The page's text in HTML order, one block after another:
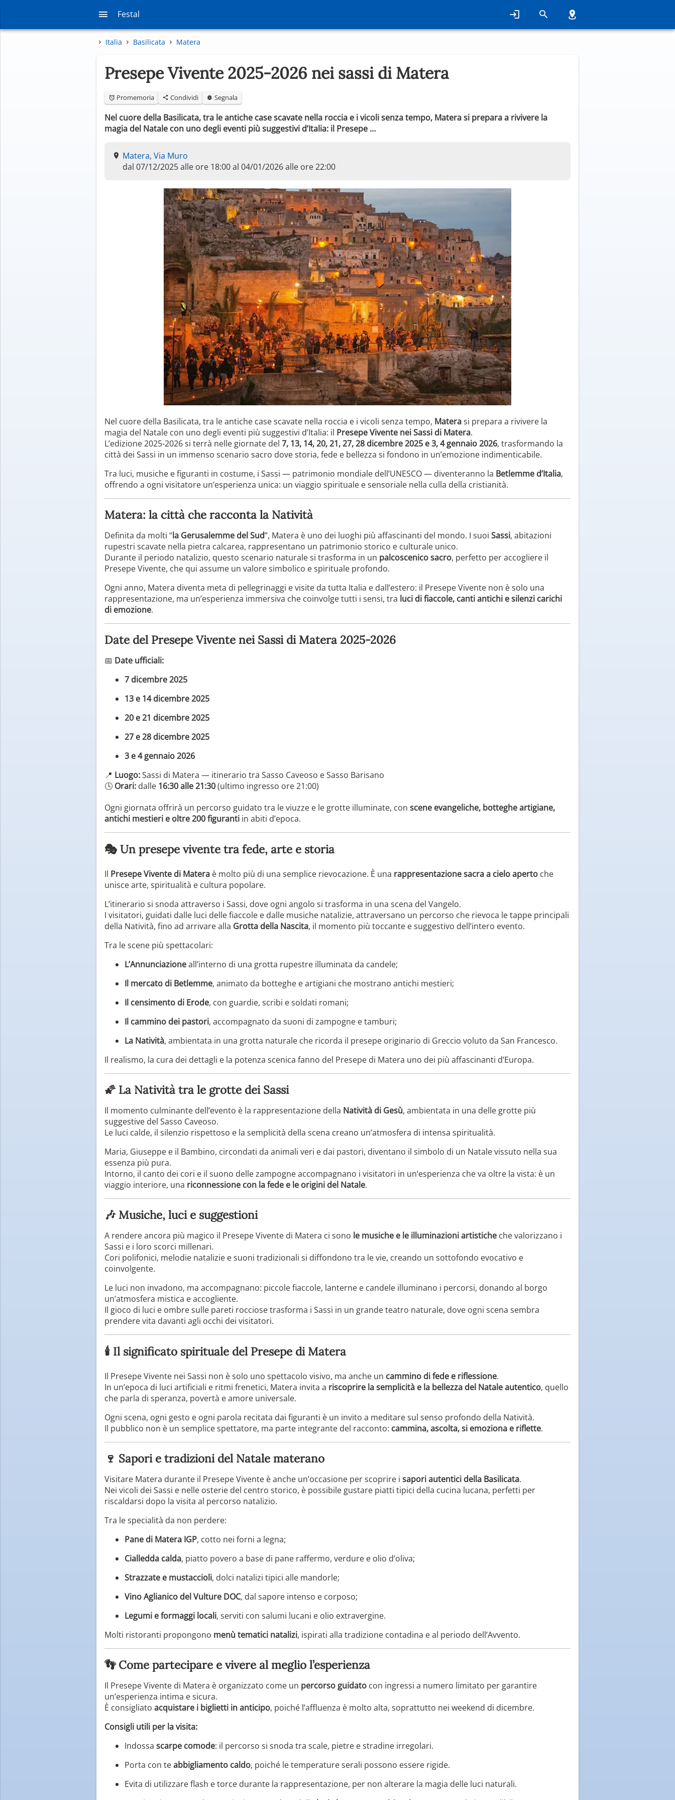
Festal
Italia Basilicata Matera
Presepe Vivente 2025-2026 nei sassi di Matera
Promemoria Condividi Segnala
Nel cuore della Basilicata, tra le antiche case scavate nella roccia e i vicoli senza tempo, Matera si prepara a rivivere la
magia del Natale con uno degli eventi più suggestivi d’Italia: il Presepe …
Matera, Via Muro
dal 07/12/2025 alle ore 18:00 al 04/01/2026 alle ore 22:00
Nel cuore della Basilicata, tra le antiche case scavate nella roccia e i vicoli senza tempo, Materasi prepara a rivivere la
magia del Natale con uno degli eventi più suggestivi d’Italia: il Presepe Vivente nei Sassi di Matera.
L’edizione 2025-2026 si terrà nelle giornate del 7, 13, 14, 20, 21, 27, 28 dicembre 2025 e 3, 4 gennaio 2026, trasformando la
città dei Sassi in un immenso scenario sacro dove storia, fede e bellezza si fondono in un’emozione indimenticabile.
Tra luci, musiche e figuranti in costume, i Sassi — patrimonio mondiale dell’UNESCO — diventeranno la Betlemme d’Italia,
offrendo a ogni visitatore un’esperienza unica: un viaggio spirituale e sensoriale nella culla della cristianità.
Matera: la città che racconta la Natività
Definita da molti “la Gerusalemme del Sud”, Matera è uno dei luoghi più affascinanti del mondo. I suoi Sassi, abitazioni
rupestri scavate nella pietra calcarea, rappresentano un patrimonio storico e culturale unico.
Durante il periodo natalizio, questo scenario naturale si trasforma in un palcoscenico sacro, perfetto per accogliere il
Presepe Vivente, che qui assume un valore simbolico e spirituale profondo.
Ogni anno, Matera diventa meta di pellegrinaggi e visite da tutta Italia e dall’estero: il Presepe Vivente non è solo una
rappresentazione, ma un’esperienza immersiva che coinvolge tutti i sensi, tra luci di fiaccole, canti antichi e silenzi carichi
di emozione.
Date del Presepe Vivente nei Sassi di Matera 2025-2026
📅 Date ufficiali:
7 dicembre 2025
13 e 14 dicembre 2025
20 e 21 dicembre 2025
27 e 28 dicembre 2025
3 e 4 gennaio 2026
📍 Luogo:Sassi di Matera — itinerario tra Sasso Caveoso e Sasso Barisano
🕓 Orari: dalle 16:30 alle 21:30(ultimo ingresso ore 21:00)
Ogni giornata offrirà un percorso guidato tra le viuzze e le grotte illuminate, con scene evangeliche, botteghe artigiane,
antichi mestieri e oltre 200 figuranti in abiti d’epoca.
🎭 Un presepe vivente tra fede, arte e storia
Il Presepe Vivente di Matera è molto più di una semplice rievocazione. È una rappresentazione sacra a cielo aperto che
unisce arte, spiritualità e cultura popolare.
L’itinerario si snoda attraverso i Sassi, dove ogni angolo si trasforma in una scena del Vangelo.
I visitatori, guidati dalle luci delle fiaccole e dalle musiche natalizie, attraversano un percorso che rievoca le tappe principali
della Natività, fino ad arrivare alla Grotta della Nascita, il momento più toccante e suggestivo dell’intero evento.
Tra le scene più spettacolari:
L’Annunciazioneall’interno di una grotta rupestre illuminata da candele;
Il mercato di Betlemme, animato da botteghe e artigiani che mostrano antichi mestieri;
Il censimento di Erode, con guardie, scribi e soldati romani;
Il cammino dei pastori, accompagnato da suoni di zampogne e tamburi;
La Natività, ambientata in una grotta naturale che ricorda il presepe originario di Greccio voluto da San Francesco.
Il realismo, la cura dei dettagli e la potenza scenica fanno del Presepe di Matera uno dei più affascinanti d’Europa.
🌠 La Natività tra le grotte dei Sassi
Il momento culminante dell’evento è la rappresentazione della Natività di Gesù, ambientata in una delle grotte più
suggestive del Sasso Caveoso.
Le luci calde, il silenzio rispettoso e la semplicità della scena creano un’atmosfera di intensa spiritualità.
Maria, Giuseppe e il Bambino, circondati da animali veri e dai pastori, diventano il simbolo di un Natale vissuto nella sua
essenza più pura.
Intorno, il canto dei cori e il suono delle zampogne accompagnano i visitatori in un’esperienza che va oltre la vista: è un
viaggio interiore, una riconnessione con la fede e le origini del Natale.
🎶 Musiche, luci e suggestioni
A rendere ancora più magico il Presepe Vivente di Matera ci sono le musiche e le illuminazioni artistiche che valorizzano i
Sassi e i loro scorci millenari.
Cori polifonici, melodie natalizie e suoni tradizionali si diffondono tra le vie, creando un sottofondo evocativo e
coinvolgente.
Le luci non invadono, ma accompagnano: piccole fiaccole, lanterne e candele illuminano i percorsi, donando al borgo
un’atmosfera mistica e accogliente.
Il gioco di luci e ombre sulle pareti rocciose trasforma i Sassi in un grande teatro naturale, dove ogni scena sembra
prendere vita davanti agli occhi dei visitatori.
🕯️ Il significato spirituale del Presepe di Matera
Il Presepe Vivente nei Sassi non è solo uno spettacolo visivo, ma anche un cammino di fede e riflessione.
In un’epoca di luci artificiali e ritmi frenetici, Matera invita a riscoprire la semplicità e la bellezza del Natale autentico, quello
che parla di speranza, povertà e amore universale.
Ogni scena, ogni gesto e ogni parola recitata dai figuranti è un invito a meditare sul senso profondo della Natività.
Il pubblico non è un semplice spettatore, ma parte integrante del racconto: cammina, ascolta, si emoziona e riflette.
🍷 Sapori e tradizioni del Natale materano
Visitare Matera durante il Presepe Vivente è anche un’occasione per scoprire i sapori autentici della Basilicata.
Nei vicoli dei Sassi e nelle osterie del centro storico, è possibile gustare piatti tipici della cucina lucana, perfetti per
riscaldarsi dopo la visita al percorso natalizio.
Tra le specialità da non perdere:
Pane di Matera IGP, cotto nei forni a legna;
Cialledda calda, piatto povero a base di pane raffermo, verdure e olio d’oliva;
Strazzate e mustaccioli, dolci natalizi tipici alle mandorle;
Vino Aglianico del Vulture DOC, dal sapore intenso e corposo;
Legumi e formaggi locali, serviti con salumi lucani e olio extravergine.
Molti ristoranti propongono menù tematici natalizi, ispirati alla tradizione contadina e al periodo dell’Avvento.
👣 Come partecipare e vivere al meglio l’esperienza
Il Presepe Vivente di Matera è organizzato come un percorso guidato con ingressi a numero limitato per garantire
un’esperienza intima e sicura.
È consigliato acquistare i biglietti in anticipo, poiché l’affluenza è molto alta, soprattutto nei weekend di dicembre.
Consigli utili per la visita:
Indossa scarpe comode: il percorso si snoda tra scale, pietre e stradine irregolari.
Porta con teabbigliamento caldo, poiché le temperature serali possono essere rigide.
Evita di utilizzare flash e torce durante la rappresentazione, per non alterare la magia delle luci naturali.